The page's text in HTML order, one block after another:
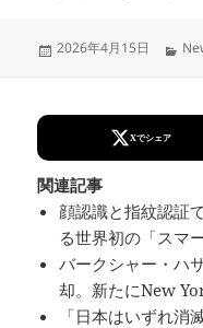
Updated
2026年4月15日
Xでシェア
関連記事
顔認識と指紋認証
る世界初の「スマ
バークシャー・ハ
却。新たにNew
「日本はいずれ消